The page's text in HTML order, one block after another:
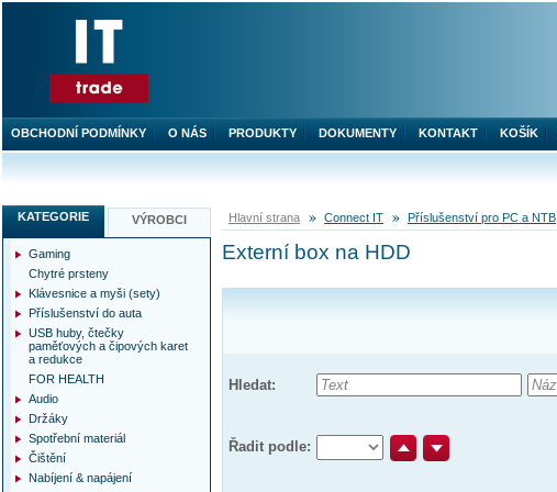
Hlavní strana Connect IT Příslušenství pro PC a NTB
Externí box na HDD
Hledat:
Řadit podle:
KATEGORIE VÝROBCI
Gaming
Chytré prsteny
Klávesnice a myši (sety)
Příslušenství do auta
USB huby, čtečky
paměťových a čipových karet
a redukce
FOR HEALTH
Audio
Držáky
Spotřební materiál
Čištění
Nabíjení & napájení
OBCHODNÍ PODMÍNKY O NÁS PRODUKTY DOKUMENTY KONTAKT KOŠÍK